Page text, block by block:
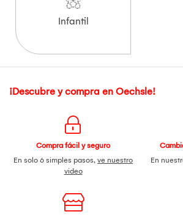
Infantil
¡Descubre y compra en Oechsle!
Compra fácil y seguro
En solo 6 simples pasos, ve nuestro
video
En